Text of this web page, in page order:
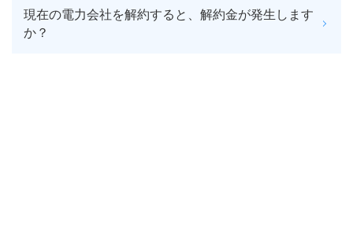
現在の電力会社を解約すると、解約金が発生します
か？